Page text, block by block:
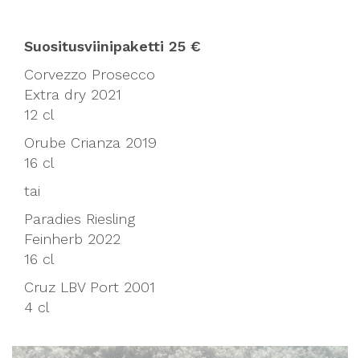
Suositusviinipaketti 25 €
Corvezzo Prosecco
Extra dry 2021
12 cl
Orube Crianza 2019
16 cl
tai
Paradies Riesling
Feinherb 2022
16 cl
Cruz LBV Port 2001
4 cl